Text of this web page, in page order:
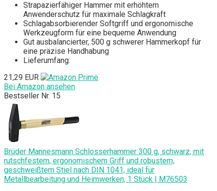
Strapazierfähiger Hammer mit erhöhtem
Anwenderschutz für maximale Schlagkraft
Schlagabsorbierender Softgriff und ergonomische
Werkzeugform für eine bequeme Anwendung
Gut ausbalancierter, 500 g schwerer Hammerkopf für
eine präzise Handhabung
Lieferumfang:
21,29 EUR
Bei Amazon ansehen
Bestseller Nr. 15
Brüder Mannesmann Schlosserhammer 300 g, schwarz, mit
rutschfestem, ergonomischem Griff und robustem,
geschweißtem Stiel nach DIN 1041, ideal für
Metallbearbeitung und Heimwerken, 1 Stück | M76503